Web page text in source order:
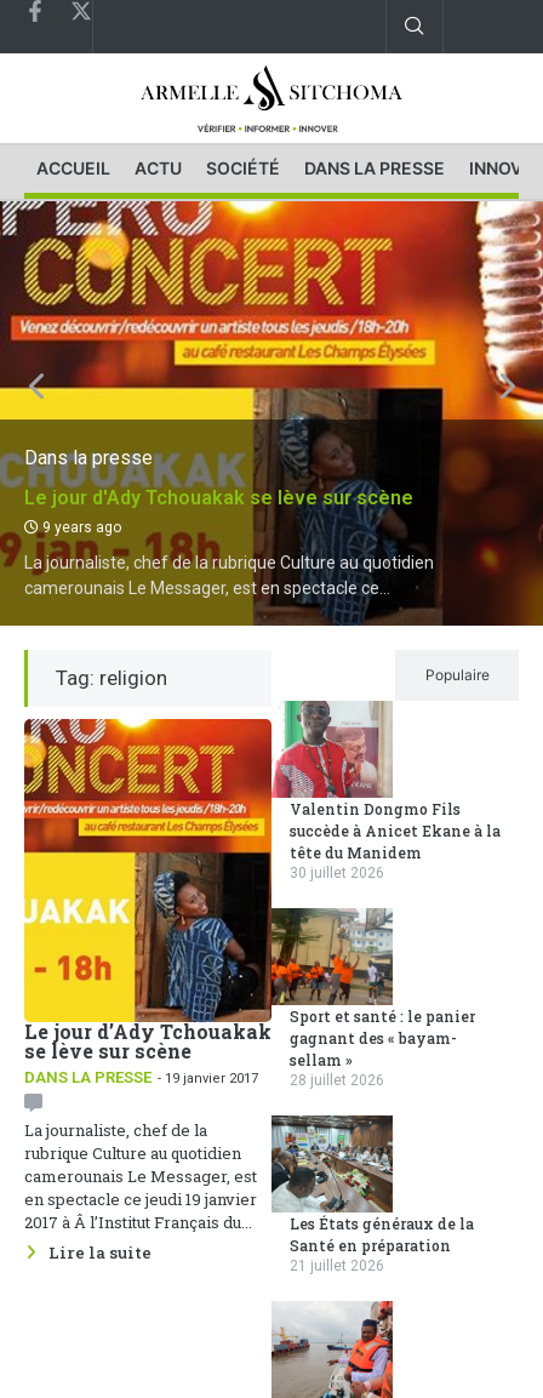
ACCUEIL ACTU SOCIÉTÉ DANS LA PRESSE
Dans la presse
Le jour d'Ady Tchouakak se lève sur scène
9 years ago
La journaliste, chef de la rubrique Culture au quotidien
camerounais Le Messager, est en spectacle ce...
Tag: religion
Le jour d’Ady Tchouakak
se lève sur scène
DANS LA PRESSE - 19 janvier 2017
La journaliste, chef de la
rubrique Culture au quotidien
camerounais Le Messager, est
en spectacle ce jeudi 19 janvier
2017 à Â l’Institut Français du...
Lire la suite
Populaire
Valentin Dongmo Fils
succède à Anicet Ekane à la
tête du Manidem
30 juillet 2026
Sport et santé : le panier
gagnant des « bayam-
sellam »
28 juillet 2026
Les États généraux de la
Santé en préparation
21 juillet 2026